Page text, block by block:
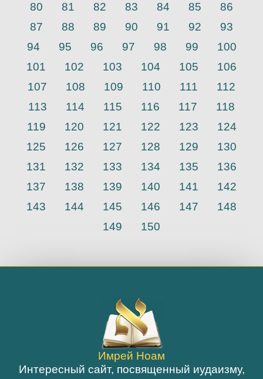
80
81 82 83 84 85
86
87
88 89 90 91 92
93
94
95 96 97 98 99
100
101
102 103 104 105
106
107
108 109 110 111
112
113
114 115 116 117
118
119
120 121 122 123
124
125
126 127 128 129
130
131
132 133 134 135
136
137
138 139 140 141
142
143
144 145 146 147
148
149
150
Имрей Ноам
Интересный сайт, посвященный иудаизму,